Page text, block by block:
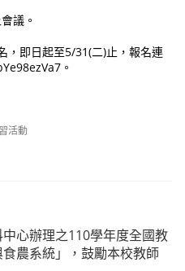
議。
，即日起至5/31(二)止，報名連
。
活動
心辦理之110學年度全國教
農系統」，鼓勵本校教師